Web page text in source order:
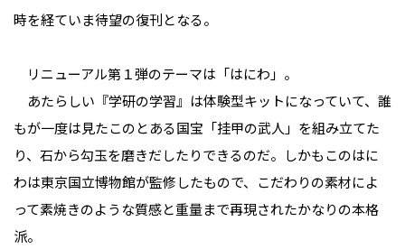
時を経ていま待望の復刊となる。
リニューアル第１弾のテーマは「はにわ」。
あたらしい『学研の学習』は体験型キットになっていて、誰
もが一度は見たこのとある国宝「挂甲の武人」を組み立てた
り、石から勾玉を磨きだしたりできるのだ。しかもこのはに
わは東京国立博物館が監修したもので、こだわりの素材によ
って素焼きのような質感と重量まで再現されたかなりの本格
派。